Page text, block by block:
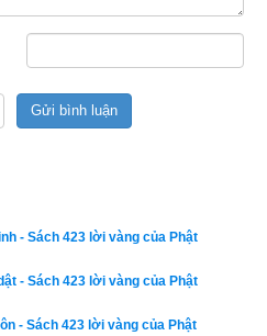
bão
màng
pháp
- Sách 423 lời vàng của Phật
- Sách 423 lời vàng của Phật
- Sách 423 lời vàng của Phật